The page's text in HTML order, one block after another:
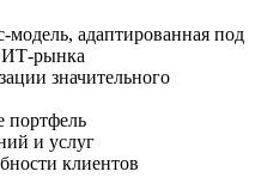
адаптированная под
ИТ-рынка
значительного
портфель
и услуг
клиентов